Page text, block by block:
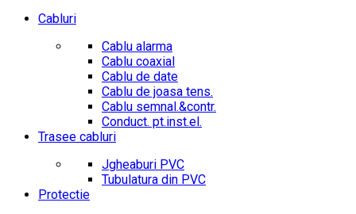
Cabluri
Cablu alarma
Cablu coaxial
Cablu de date
Cablu de joasa tens.
Cablu semnal.&contr.
Conduct. pt.inst.el.
Trasee cabluri
Jgheaburi PVC
Tubulatura din PVC
Protectie